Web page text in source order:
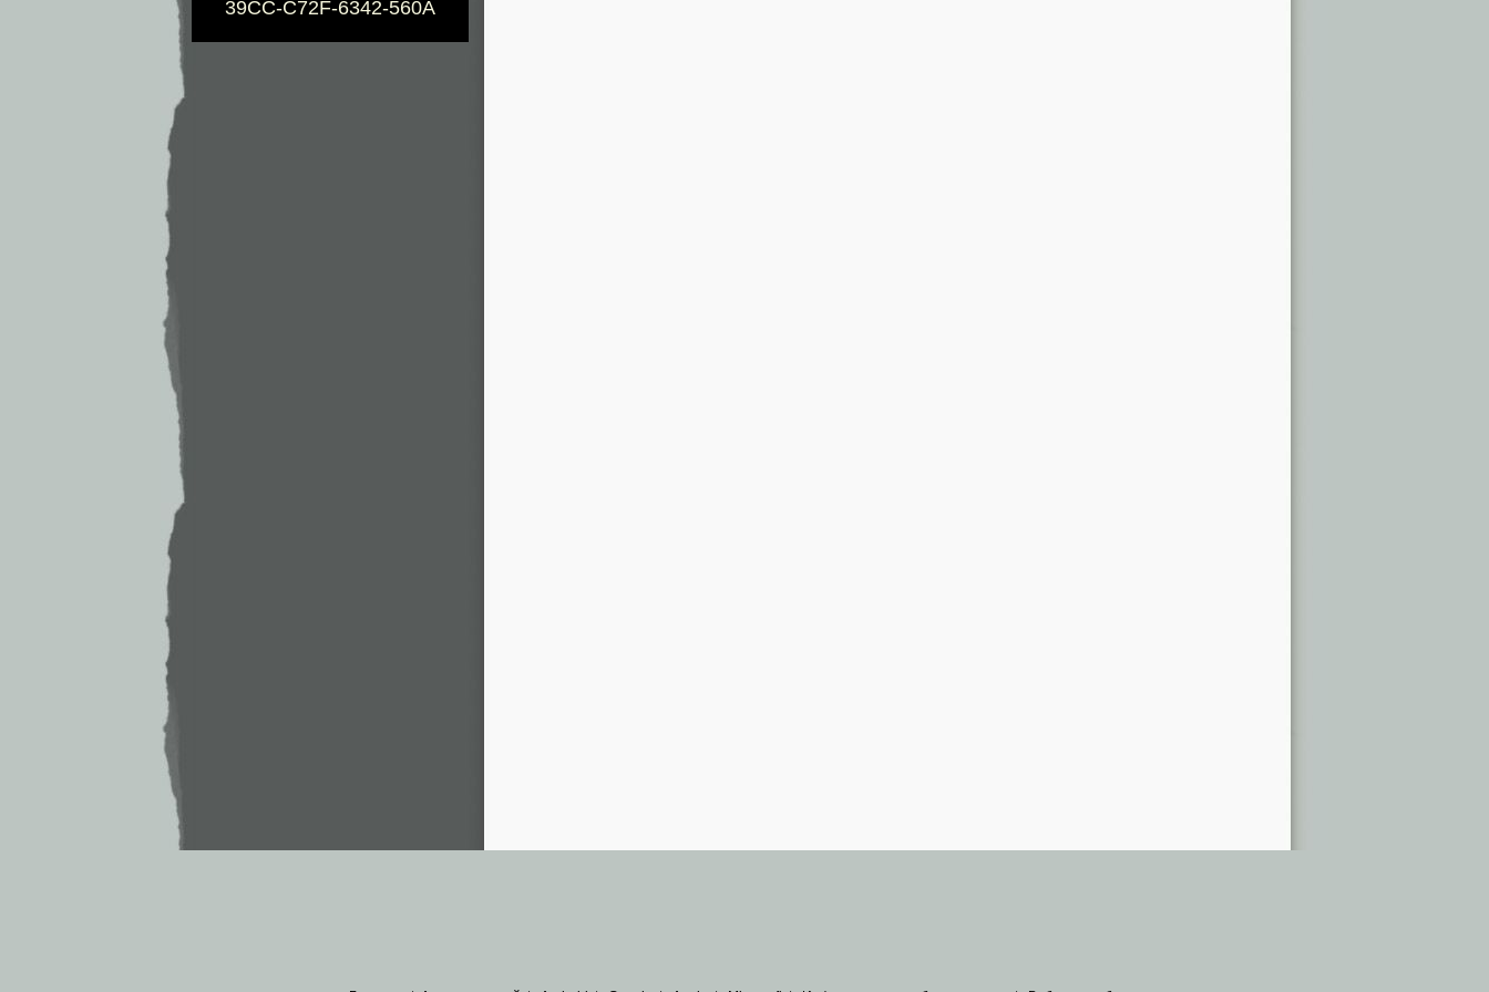
39CC-C72F-6342-560A